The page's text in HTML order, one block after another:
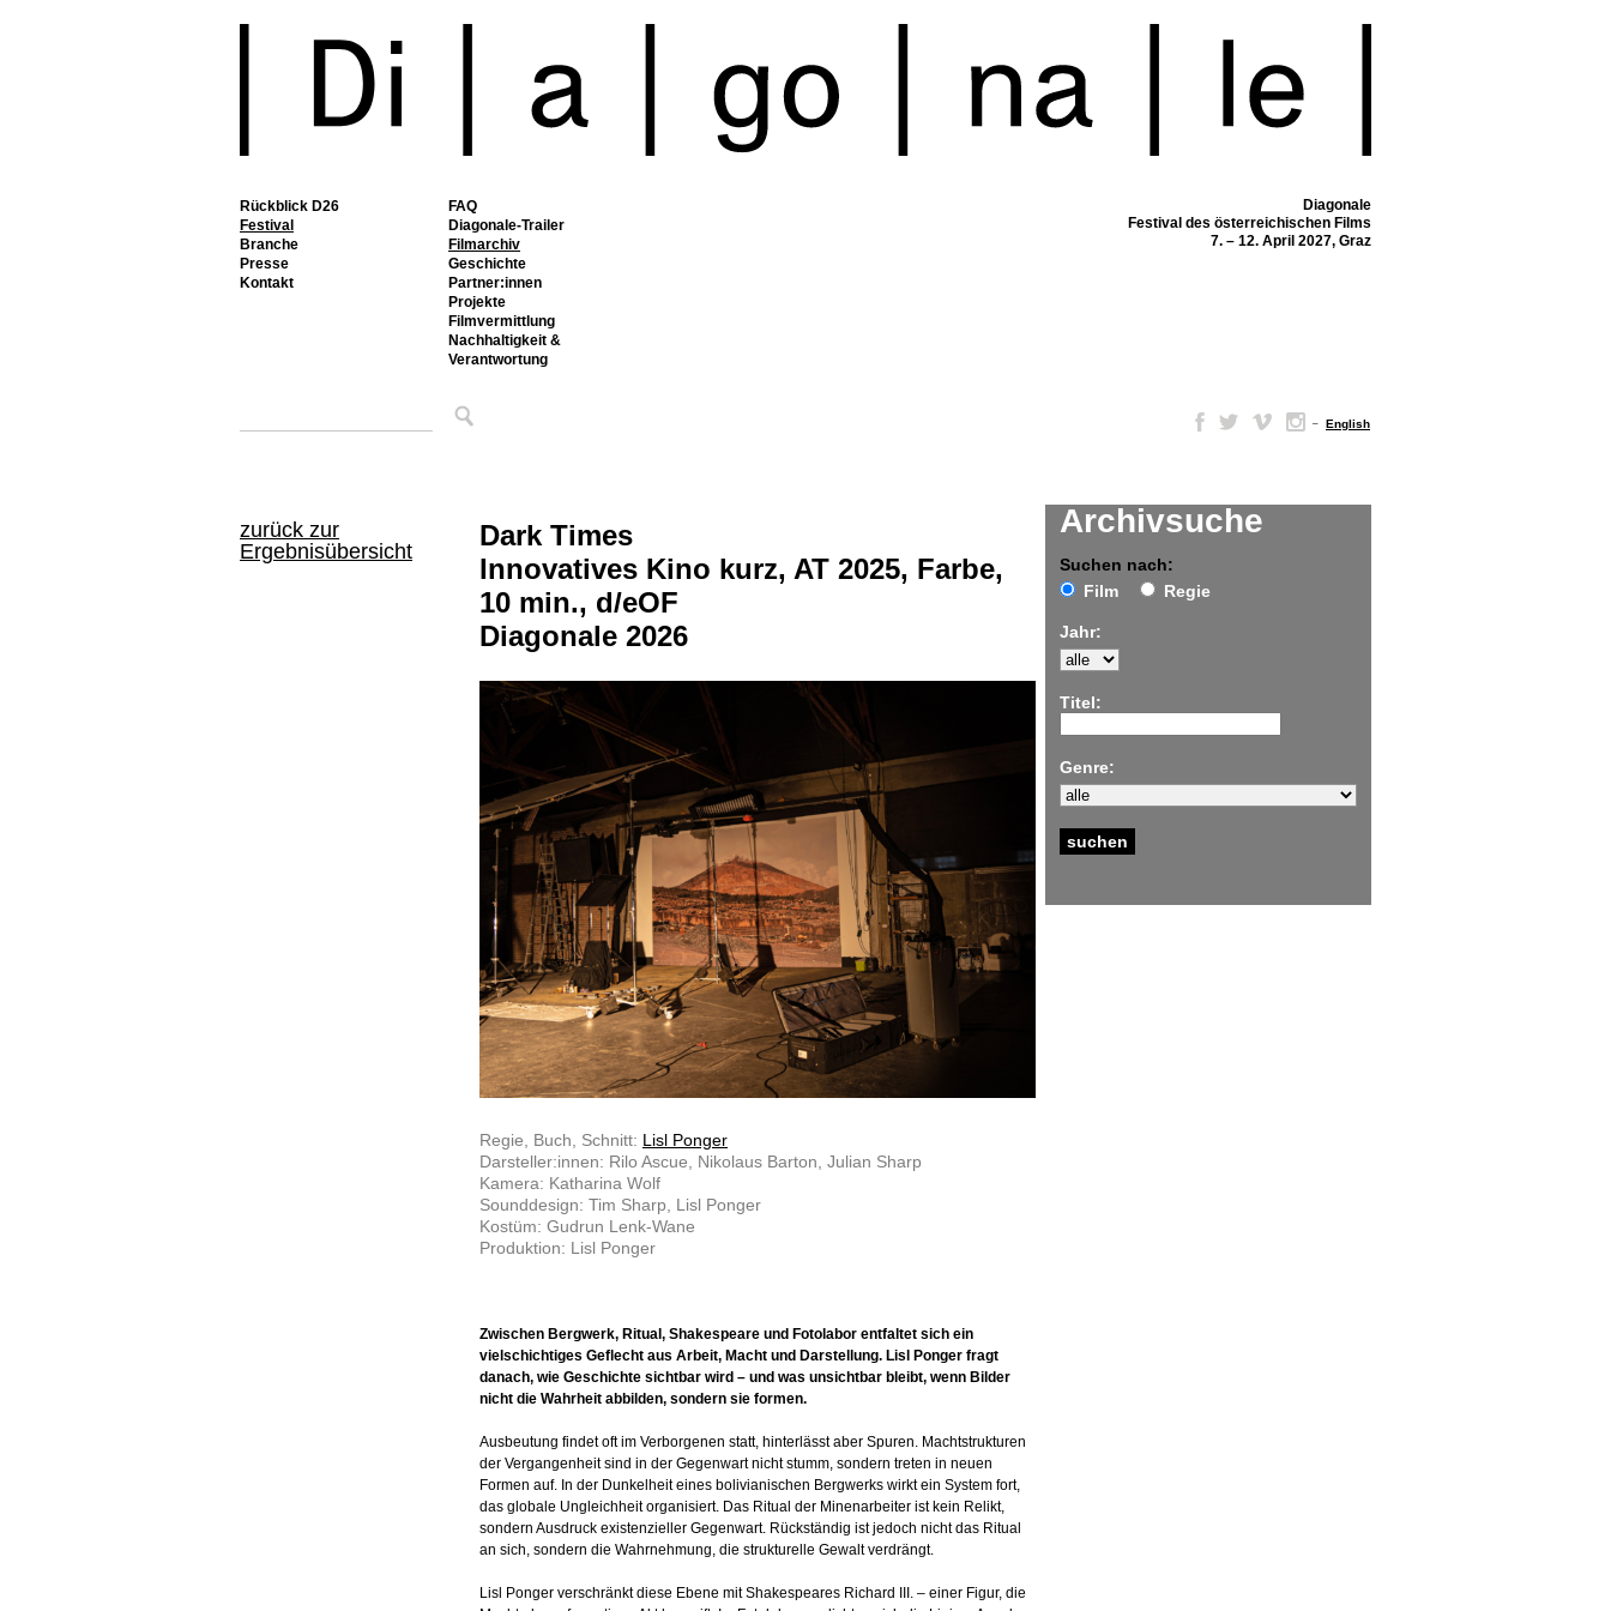
Rückblick D26
Festival
FAQ
Diagonale-Trailer
Filmarchiv
Geschichte
Partner:innen
Projekte
Filmvermittlung
Nachhaltigkeit &
Verantwortung
Branche
Presse
Kontakt
Diagonale
Festival des österreichischen Films
7. – 12. April 2027, Graz
– English
zurück zur
Ergebnisübersicht
Archivsuche
Suchen nach:
Film
Regie
Jahr:
Titel:
Genre:
Dark Times
Innovatives Kino kurz, AT 2025, Farbe,
10 min., d/eOF
Diagonale 2026
Regie, Buch, Schnitt: Lisl Ponger
Darsteller:innen: Rilo Ascue, Nikolaus Barton, Julian Sharp
Kamera: Katharina Wolf
Sounddesign: Tim Sharp, Lisl Ponger
Kostüm: Gudrun Lenk-Wane
Produktion: Lisl Ponger
Zwischen Bergwerk, Ritual, Shakespeare und Fotolabor entfaltet sich ein
vielschichtiges Geflecht aus Arbeit, Macht und Darstellung. Lisl Ponger fragt
danach, wie Geschichte sichtbar wird – und was unsichtbar bleibt, wenn Bilder
nicht die Wahrheit abbilden, sondern sie formen.
Ausbeutung findet oft im Verborgenen statt, hinterlässt aber Spuren. Machtstrukturen
der Vergangenheit sind in der Gegenwart nicht stumm, sondern treten in neuen
Formen auf. In der Dunkelheit eines bolivianischen Bergwerks wirkt ein System fort,
das globale Ungleichheit organisiert. Das Ritual der Minenarbeiter ist kein Relikt,
sondern Ausdruck existenzieller Gegenwart. Rückständig ist jedoch nicht das Ritual
an sich, sondern die Wahrnehmung, die strukturelle Gewalt verdrängt.
Lisl Ponger verschränkt diese Ebene mit Shakespeares Richard III. – einer Figur, die